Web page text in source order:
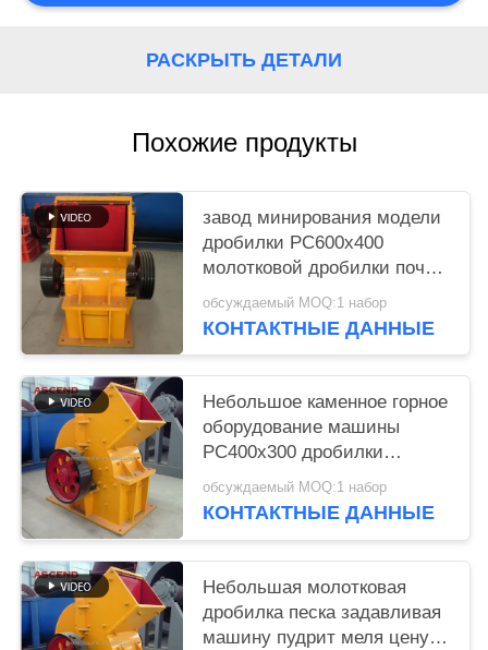
РАСКРЫТЬ ДЕТАЛИ
Похожие продукты
завод минирования модели
дробилки PC600x400
молотковой дробилки почвы
угля глины 10-25tph
обсуждаемый MOQ:1 набор
КОНТАКТНЫЕ ДАННЫЕ
Небольшое каменное горное
оборудование машины
PC400x300 дробилки
молотковой дробилки почвы
обсуждаемый MOQ:1 набор
КОНТАКТНЫЕ ДАННЫЕ
Небольшая молотковая
дробилка песка задавливая
машину пудрит меля цену